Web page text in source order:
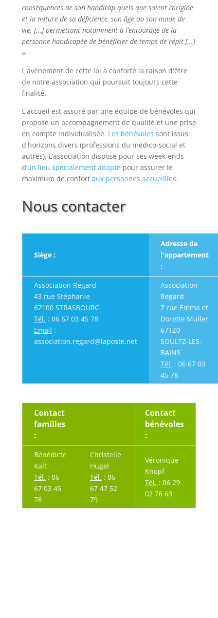
conséquences de son handicap quels que soient l’origine
et la nature de sa déficience, son âge ou son mode de
vie. [...] permettant notamment à l’entourage de la
personne handicapée de bénéficier de temps de répit [...]
».
L'avènement de cette loi a conforté la raison d'être
de notre association qui poursuit toujours cette
finalité.
L'accueil est assuré par une équipe de bénévoles qui
propose un accompagnement de qualité et une prise
en compte individualisée. Les bénévoles sont issus
d'horizons divers (professions du médico-social et
autres). L’association dispose pour ses week-ends
d’un lieu spécialement adaptépour assurer le
maximum de confort aux personnes accueillies.
Nous contacter
Siège :
Adresse de
l'appartement
:
Association Regard
43 rue Stéphanie
67100 STRASBOURG
Tél. : 06 67 03 45 78
Email :
association.regard@laposte.net
Association
Regard
7 rue Emma et
Dorette Muller
67120
SOULTZ-LES-
BAINS
Tél. : 06 67 03
45 78
Contact
familles
:
Contact
bénévoles
:
Bénédicte
Kalt
Tél. : 06
67 03 45
78
Christelle
Hugel
Tél. : 06
67 47 52
79
Véronique
Knopf
Tél. : 06 29
02 76 63